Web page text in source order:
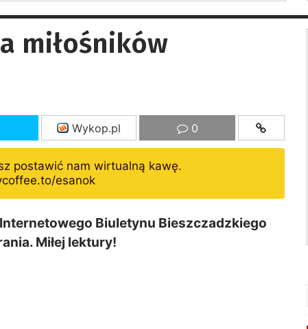
miłośników
Wykop.pl 0
postawić nam wirtualną kawę.
esanok
Biuletynu Bieszczadzkiego
Miłej lektury!